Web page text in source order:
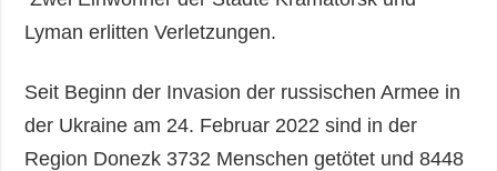
Lyman erlitten Verletzungen.
Seit Beginn der Invasion der russischen Armee in
der Ukraine am 24. Februar 2022 sind in der
Region Donezk 3732 Menschen getötet und 8448